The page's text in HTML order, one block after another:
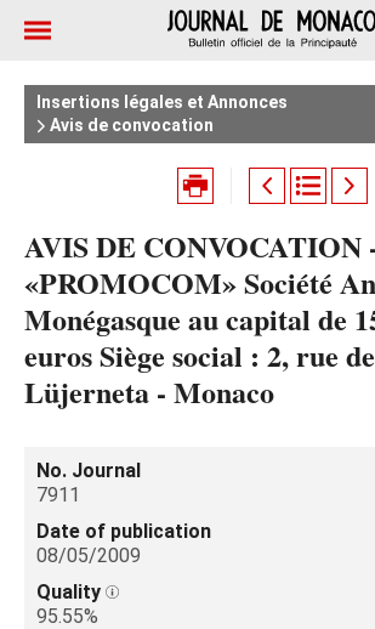
Insertions légales et Annonces
Avis de convocation
AVIS DE CONVOCATION
«PROMOCOM» Société
Monégasque au capital de
euros Siège social : 2, rue
Lüjerneta - Monaco
No. Journal
7911
Date of publication
08/05/2009
Quality
95.55%